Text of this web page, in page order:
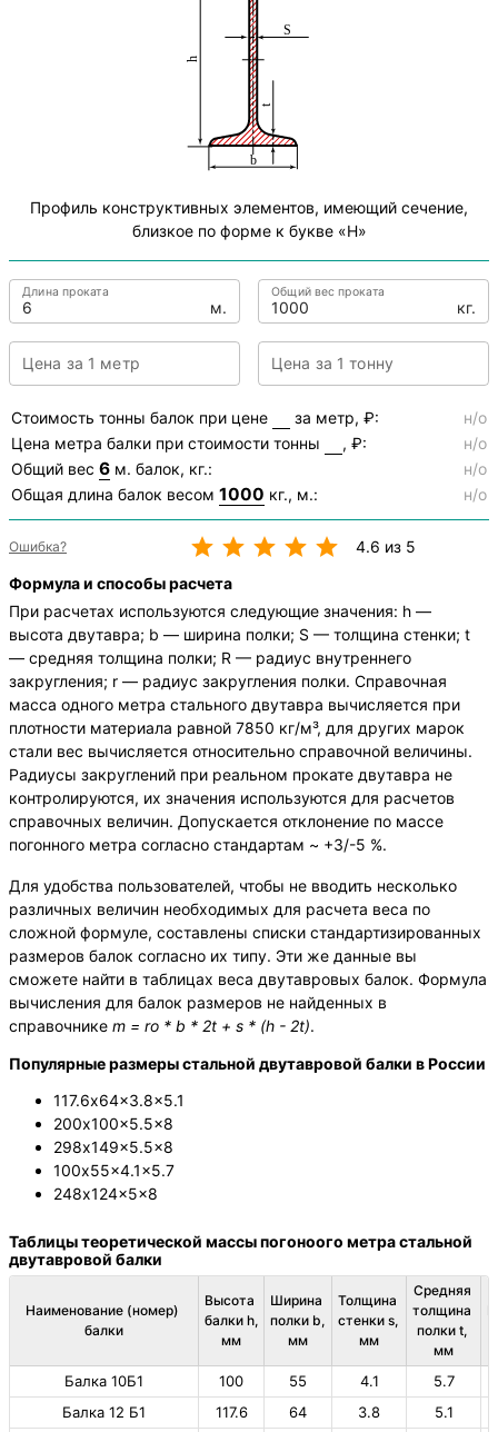
Профиль конструктивных элементов, имеющий сечение,
близкое по форме к букве «Н»
Длина проката
м.
Общий вес проката
кг.
Цена за 1 метр Цена за 1 тонну
Стоимость тонны балок при цене за метр, ₽:
н/о
Цена метра балки при стоимости тонны
, ₽:
н/о
Общий вес 6 м. балок, кг.:
н/о
Общая длина балок весом 1000 кг., м.: н/о
Ошибка?
4.6 из 5
Формула и способы расчета
При расчетах используются следующие значения: h —
высота двутавра; b — ширина полки; S — толщина стенки; t
— средняя толщина полки; R — радиус внутреннего
закругления; r — радиус закругления полки. Справочная
масса одного метра стального двутавра вычисляется при
плотности материала равной 7850 кг/м³, для других марок
стали вес вычисляется относительно справочной величины.
Радиусы закруглений при реальном прокате двутавра не
контролируются, их значения используются для расчетов
справочных величин. Допускается отклонение по массе
погонного метра согласно стандартам ~ +3/-5 %.
Для удобства пользователей, чтобы не вводить несколько
различных величин необходимых для расчета веса по
сложной формуле, составлены списки стандартизированных
размеров балок согласно их типу. Эти же данные вы
сможете найти в таблицах веса двутавровых балок. Формула
вычисления для балок размеров не найденных в
справочнике m = ro * b * 2t + s * (h - 2t).
Популярные размеры стальной двутавровой балки в России
117.6х64×3.8×5.1
200х100×5.5×8
298х149×5.5×8
100х55×4.1×5.7
248х124×5×8
Таблицы теоретической массы погоноого метра стальной
двутавровой балки
Наименование (номер)
балки
Высота
балки h,
мм
Ширина
полки b,
мм
Толщина
стенки s,
мм
Средняя
толщина
полки t,
мм
Балка 10Б1 100 55 4.1 5.7
Балка 12 Б1
117.6 64 3.8 5.1